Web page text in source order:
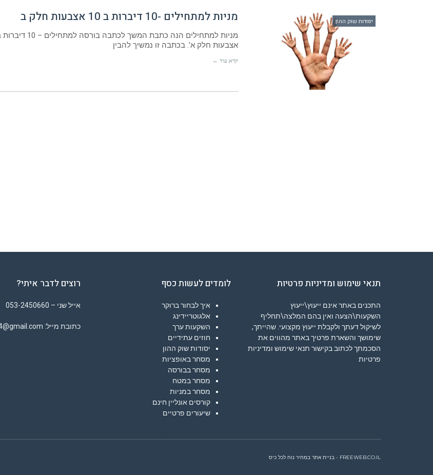
יסודות שוק ההון מניות למתחילים -10 דיברות ב 10 אצבעות חלק ב
אצבעות חלק א'. בכתבה זו נמשיך להבין
קרא עוד ←
תנאי שימוש ומדיניות פרטיות
התכנים באתר אינם ייעוץ\ייעוץ
השקעות\הצעה ואין בהם המלצה\תחליף
לשיקול דעתך ולקבלת ייעוץ מקצועי. שהייתך,
שימושך והשארת פרטיך באתר מהווים את
הסכמתך לכתוב בקישור תנאי שימוש ומדיניות
פרטיות
לומדים לעשות כסף
איך לבחור ברוקר
אלגוטריידינג
השקעות ערך
חוזים עתידיים
יסודות שוק ההון
מסחר באופציות
מסחר בבורסה
מסחר במטח
מסחר במניות
קורסים אונליין חינם
שיעורים פרטיים
רוצים לדבר איתי?
אייל שני – 053-2450660
כתובת מייל: eyals1974@gmail.com
FREEWEB.CO.IL - בניית אתר במחיר נוח לכל כיס